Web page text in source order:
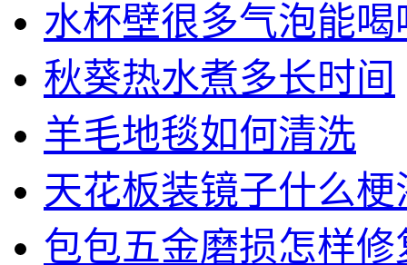
水杯壁很多气泡能喝
秋葵热水煮多长时间
羊毛地毯如何清洗
天花板装镜子什么
包包五金磨损怎样修